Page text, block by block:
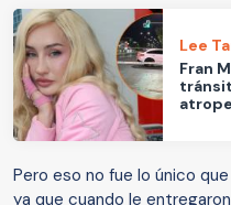
Lee
Fran
Pero eso no fue lo único
ya que cuando le